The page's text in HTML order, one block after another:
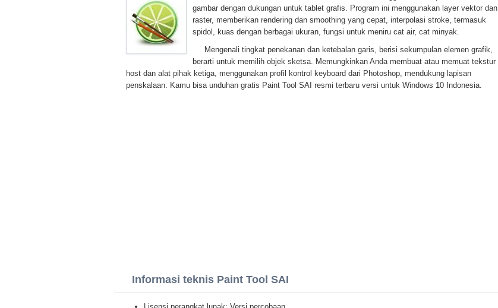
gambar dengan dukungan untuk tablet grafis. Program ini menggunakan layer vektor dan
raster, memberikan rendering dan smoothing yang cepat, interpolasi stroke, termasuk
spidol, kuas dengan berbagai ukuran, fungsi untuk meniru cat air, cat minyak.
Mengenali tingkat penekanan dan ketebalan garis, berisi sekumpulan elemen grafik,
berarti untuk memilih objek sketsa. Memungkinkan Anda membuat atau memuat tekstur
host dan alat pihak ketiga, menggunakan profil kontrol keyboard dari Photoshop, mendukung lapisan
penskalaan. Kamu bisa unduhan gratis Paint Tool SAI resmi terbaru versi untuk Windows 10 Indonesia.
Informasi teknis Paint Tool SAI